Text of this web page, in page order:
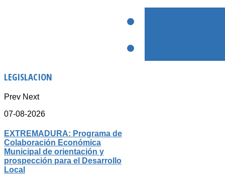
LEGISLACION
Prev Next
07-08-2026
EXTREMADURA: Programa de
Colaboración Económica
Municipal de orientación y
prospección para el Desarrollo
Local